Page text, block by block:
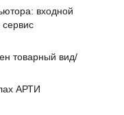
входной
сервис
товарный вид/
АРТИ